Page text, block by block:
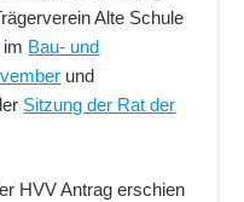
Alte Schule
Bau- und
und
Sitzung der Rat der
HVV Antrag erschien